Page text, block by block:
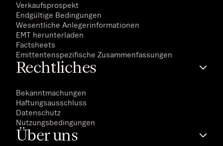
Verkaufsprospekt
Endgültige Bedingungen
Wesentliche Anlegerinformationen
EMT herunterladen
Factsheets
Emittentenspezifische Zusammenfassungen
Rechtliches
Bekanntmachungen
Haftungsausschluss
Datenschutz
Nutzungsbedingungen
Über uns